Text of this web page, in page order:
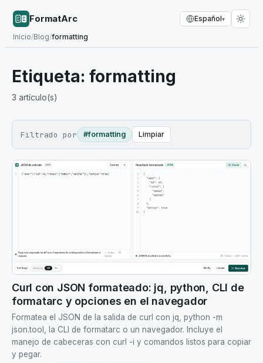
FormatArc
Inicio/Blog/formatting
Español▾
Etiqueta: formatting
3 artículo(s)
Filtrado por #formatting Limpiar
Curl con JSON formateado: jq, python, CLI de
formatarc y opciones en el navegador
Formatea el JSON de la salida de curl con jq, python -m
json.tool, la CLI de formatarc o un navegador. Incluye el
manejo de cabeceras con curl -i y comandos listos para copiar
y pegar.